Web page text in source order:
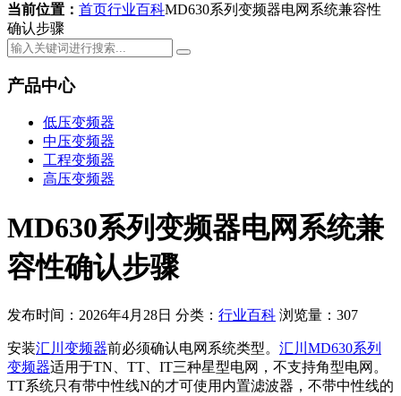
当前位置： 首页行业百科MD630系列变频器电网系统兼容性
确认步骤
产品中心
低压变频器
中压变频器
工程变频器
高压变频器
MD630系列变频器电网系统兼
容性确认步骤
发布时间：2026年4月28日 分类： 行业百科 浏览量：307
安装汇川变频器前必须确认电网系统类型。 汇川MD630系列
变频器适用于TN、TT、IT三种星型电网，不支持角型电网。
TT系统只有带中性线N的才可使用内置滤波器，不带中性线的